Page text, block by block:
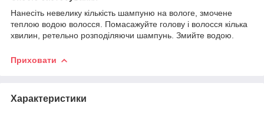
Нанесіть невелику кількість шампуню на вологе, змочене
теплою водою волосся. Помасажуйте голову і волосся кілька
хвилин, ретельно розподіляючи шампунь. Змийте водою.
Приховати
Характеристики